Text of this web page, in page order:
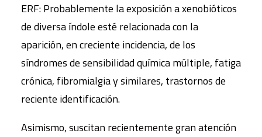
ERF: Probablemente la exposición a xenobióticos
de diversa índole esté relacionada con la
aparición, en creciente incidencia, de los
síndromes de sensibilidad química múltiple, fatiga
crónica, fibromialgia y similares, trastornos de
reciente identificación.
Asimismo, suscitan recientemente gran atención